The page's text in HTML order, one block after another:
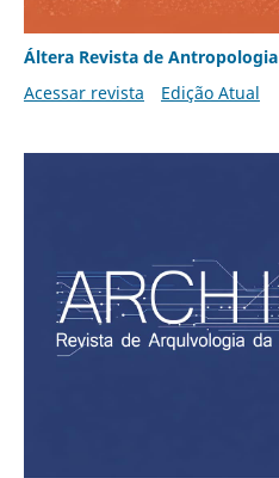
Áltera Revista de Antropologia
Acessar revista
Edição Atual